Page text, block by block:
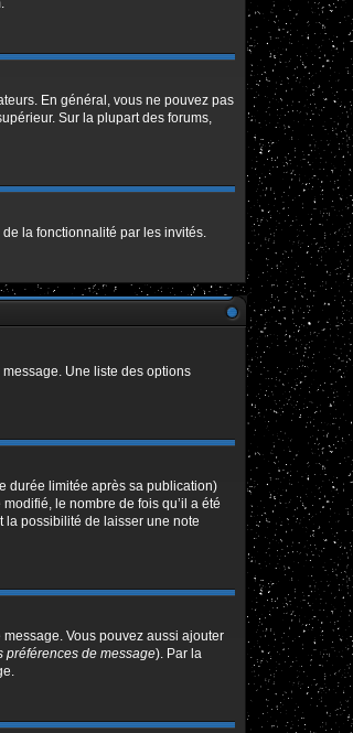
En général, vous ne pouvez pas
Sur la plupart des forums,
la fonctionnalité par les invités.
Une liste des options
durée limitée après sa publication)
le nombre de fois qu’il a été
la possibilité de laisser une note
Vous pouvez aussi ajouter
préférences de message). Par la